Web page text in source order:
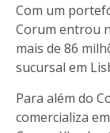
Com um
Corum entrou
mais de 86
sucursal em
Para além do
comercializa